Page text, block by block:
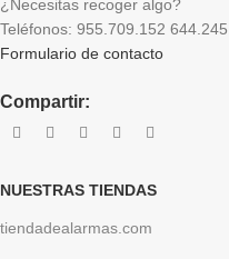
¿Necesitas recoger algo?
Teléfonos: 955.709.152
Formulario de contacto
Compartir:
NUESTRAS TIENDAS
tiendadealarmas.com